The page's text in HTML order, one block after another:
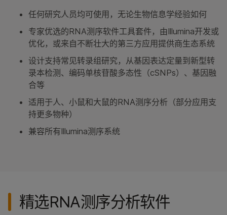
任何研究人员均可使用，无论生物信息学经验如何
专家优选的RNA测序软件工具套件，由Illumina开发或
优化，或来自不断壮大的第三方应用提供商生态系统
设计支持常见转录组研究，从基因表达定量到新型转
录本检测、编码单核苷酸多态性（cSNPs）、基因融
合等
适用于人、小鼠和大鼠的RNA测序分析（部分应用支
持更多物种）
兼容所有Illumina测序系统
精选RNA测序分析软件